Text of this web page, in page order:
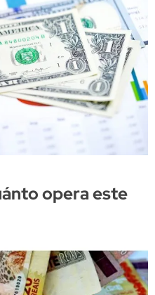
opera este